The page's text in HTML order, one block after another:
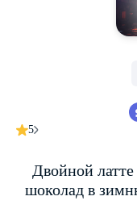
5
Двойной
шоколад в